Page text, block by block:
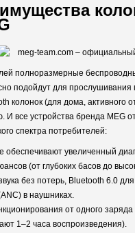
полноразмерные
подойдут для
колонок (для дома, активного
И все устройства бренда MEG
спектра потребителей:
обеспечивают увеличенный
(от глубоких басов до
без потерь, Bluetooth 6.0
в наушниках.
от одного
1–2 часа воспроизведения).